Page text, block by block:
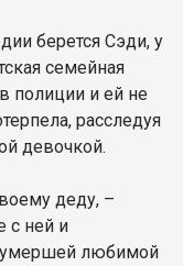
берется Сэди, у
семейная
полиции и ей не
расследуя
девочкой.
деду, –
с ней и
умершей любимой